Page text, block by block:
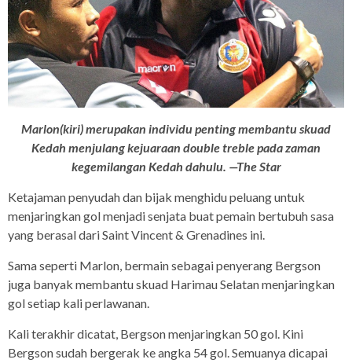
Marlon(kiri) merupakan individu penting membantu skuad
Kedah menjulang kejuaraan double treble pada zaman
kegemilangan Kedah dahulu. —The Star
Ketajaman penyudah dan bijak menghidu peluang untuk
menjaringkan gol menjadi senjata buat pemain bertubuh sasa
yang berasal dari Saint Vincent & Grenadines ini.
Sama seperti Marlon, bermain sebagai penyerang Bergson
juga banyak membantu skuad Harimau Selatan menjaringkan
gol setiap kali perlawanan.
Kali terakhir dicatat, Bergson menjaringkan 50 gol. Kini
Bergson sudah bergerak ke angka 54 gol. Semuanya dicapai